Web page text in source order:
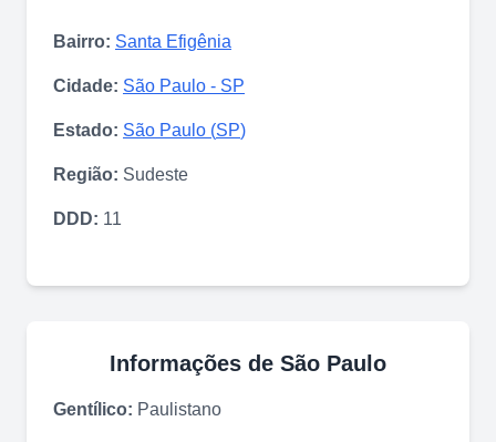
Bairro: Santa Efigênia
Cidade: São Paulo - SP
Estado: São Paulo (SP)
Região: Sudeste
DDD: 11
Informações de São Paulo
Gentílico: Paulistano